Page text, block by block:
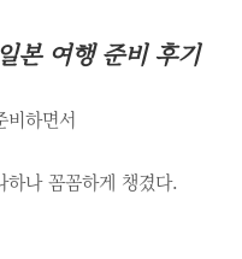
본 여행 준비 후기
비하면서
나 꼼꼼하게 챙겼다.